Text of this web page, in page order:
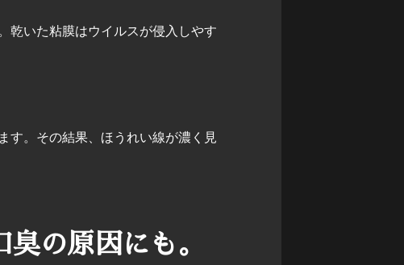
乾いた粘膜はウイルスが侵入しやす
す。その結果、ほうれい線が濃く見
の原因にも。